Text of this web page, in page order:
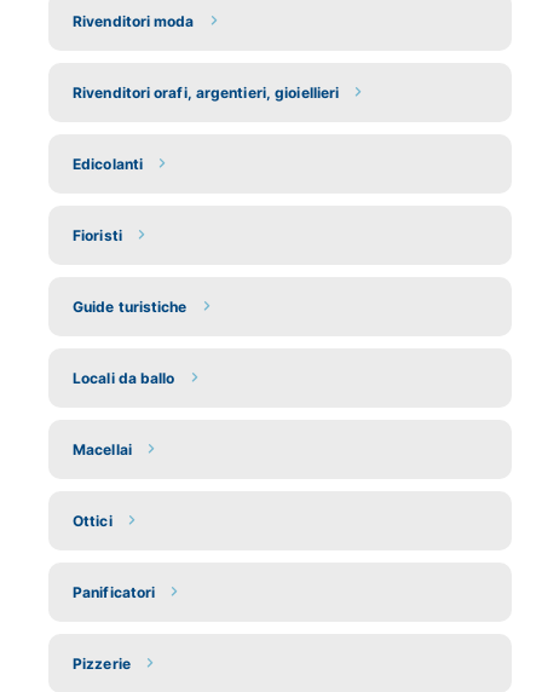
Rivenditori moda
Rivenditori orafi, argentieri, gioiellieri
Edicolanti
Fioristi
Guide turistiche
Locali da ballo
Macellai
Ottici
Panificatori
Pizzerie